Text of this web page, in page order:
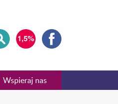
Wspieraj nas